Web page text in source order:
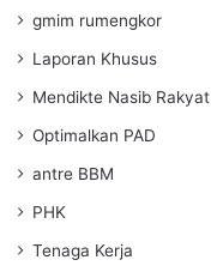
gmim rumengkor
Laporan Khusus
Mendikte Nasib Rakyat
Optimalkan PAD
antre BBM
PHK
Tenaga Kerja